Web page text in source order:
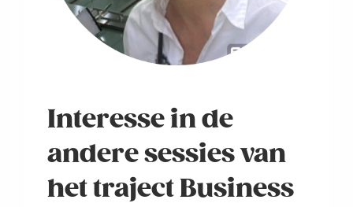
Interesse in de
andere sessies van
het traject Business